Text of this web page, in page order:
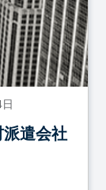
遣会社